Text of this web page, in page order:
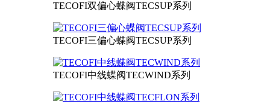
TECOFI双偏心蝶阀TECSUP系列
TECOFI三偏心蝶阀TECSUP系列
TECOFI中线蝶阀TECWIND系列